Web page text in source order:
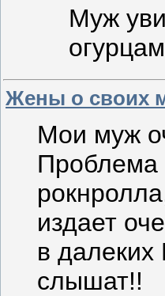
Муж
Жены о своих
Мои муж
Проблема
издает
в далеких
слышат!!